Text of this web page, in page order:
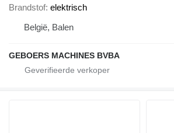
Brandstof elektrisch
België, Balen
GEBOERS MACHINES BVBA